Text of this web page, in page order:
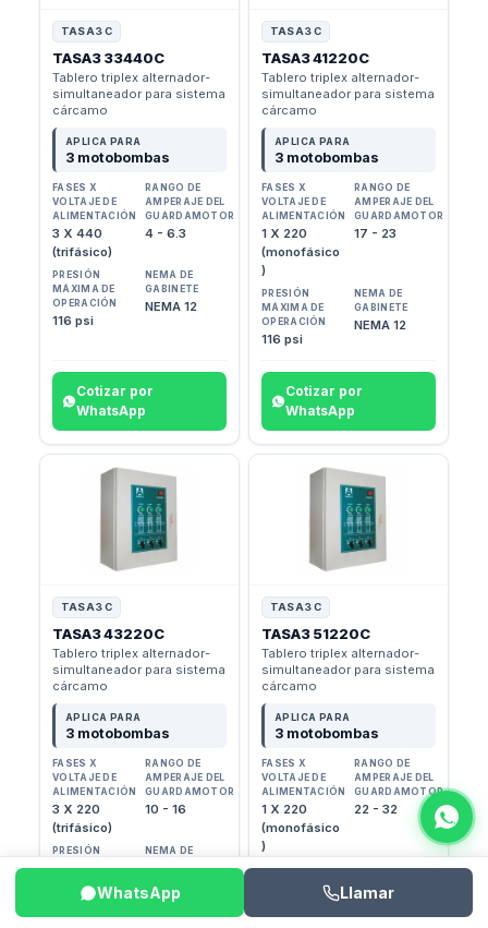
TASA3 C
TASA3 33440C
Tablero triplex alternador-
simultaneador para sistema
cárcamo
APLICA PARA
3 motobombas
FASES X
VOLTAJE DE
ALIMENTACIÓN
3 X 440
(trifásico)
RANGO DE
AMPERAJE DEL
GUARDAMOTOR
4 - 6.3
PRESIÓN
MÁXIMA DE
OPERACIÓN
116 psi
NEMA DE
GABINETE
NEMA 12
Cotizar por
WhatsApp
TASA3 C
TASA3 41220C
Tablero triplex alternador-
simultaneador para sistema
cárcamo
APLICA PARA
3 motobombas
FASES X
VOLTAJE DE
ALIMENTACIÓN
1 X 220
(monofásico
)
RANGO DE
AMPERAJE DEL
GUARDAMOTOR
17 - 23
PRESIÓN
MÁXIMA DE
OPERACIÓN
116 psi
NEMA DE
GABINETE
NEMA 12
Cotizar por
WhatsApp
TASA3 C
TASA3 43220C
Tablero triplex alternador-
simultaneador para sistema
cárcamo
APLICA PARA
3 motobombas
FASES X
VOLTAJE DE
ALIMENTACIÓN
3 X 220
(trifásico)
RANGO DE
AMPERAJE DEL
GUARDAMOTOR
10 - 16
PRESIÓN
116 psi
NEMA DE
TASA3 C
TASA3 51220C
Tablero triplex alternador-
simultaneador para sistema
cárcamo
APLICA PARA
3 motobombas
FASES X
VOLTAJE DE
ALIMENTACIÓN
1 X 220
(monofásico
)
RANGO DE
AMPERAJE DEL
GUARDAMOTOR
22 - 32
PRESIÓN
MÁXIMA DE
OPERACIÓN
116 psi
NEMA DE
NEMA 12
WhatsApp Llamar